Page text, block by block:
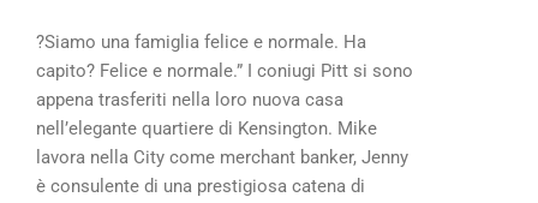
?Siamo una famiglia felice e normale. Ha
capito? Felice e normale.” I coniugi Pitt si sono
appena trasferiti nella loro nuova casa
nell’elegante quartiere di Kensington. Mike
lavora nella City come merchant banker, Jenny
è consulente di una prestigiosa catena di